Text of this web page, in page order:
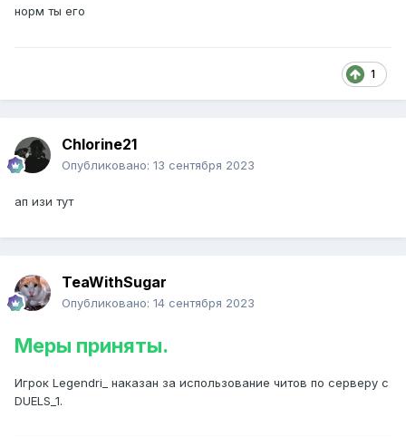
норм ты его
1
Chlorine21
Опубликовано: 13 сентября 2023
ап изи тут
TeaWithSugar
Опубликовано: 14 сентября 2023
Меры приняты.
Игрок Legendri_ наказан за использование читов по серверу с
DUELS_1.